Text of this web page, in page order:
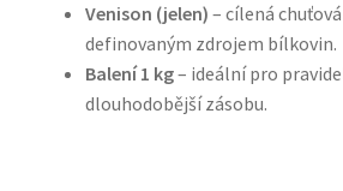
Hračky pro psy
Konzervy a kapsičky pro psy
Venison (jelen) – cílená
definovaným zdrojem bílkovin.
Balení 1 kg– ideální pro
dlouhodobější zásobu.